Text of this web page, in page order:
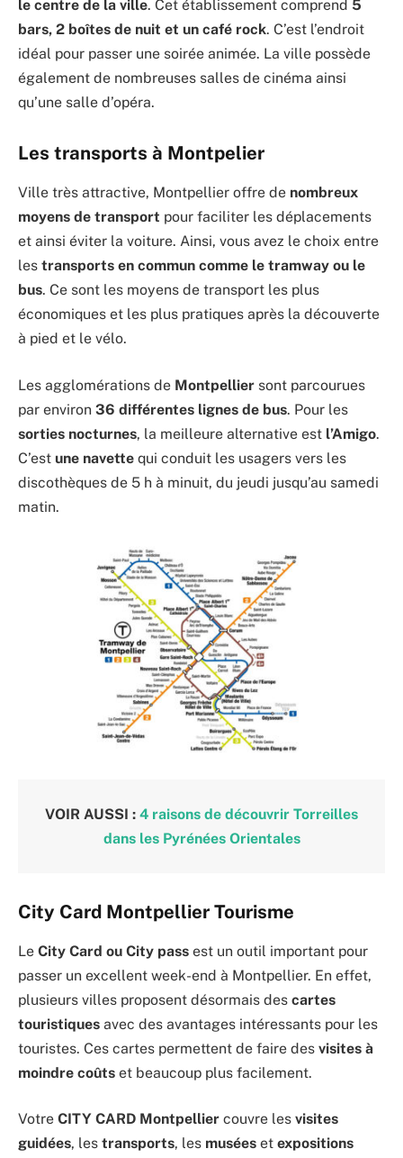
le centre de la ville. Cet établissement comprend 5
bars, 2 boîtes de nuit et un café rock. C’est l’endroit
idéal pour passer une soirée animée. La ville possède
également de nombreuses salles de cinéma ainsi
qu’une salle d’opéra.
Les transports à Montpelier
Ville très attractive, Montpellier offre de nombreux
moyens de transport pour faciliter les déplacements
et ainsi éviter la voiture. Ainsi, vous avez le choix entre
les transports en commun comme le tramway ou le
bus. Ce sont les moyens de transport les plus
économiques et les plus pratiques après la découverte
à pied et le vélo.
Les agglomérations de Montpellier sont parcourues
par environ 36 différentes lignes de bus. Pour les
sorties nocturnes, la meilleure alternative est l’Amigo.
C’est une navette qui conduit les usagers vers les
discothèques de 5 h à minuit, du jeudi jusqu’au samedi
matin.
VOIR AUSSI : 4 raisons de découvrir Torreilles
dans les Pyrénées Orientales
City Card Montpellier Tourisme
Le City Card ou City pass est un outil important pour
passer un excellent week-end à Montpellier. En effet,
plusieurs villes proposent désormais des cartes
touristiques avec des avantages intéressants pour les
touristes. Ces cartes permettent de faire des visites à
moindre coûts et beaucoup plus facilement.
Votre CITY CARD Montpellier couvre les visites
guidées, les transports, les musées et expositions